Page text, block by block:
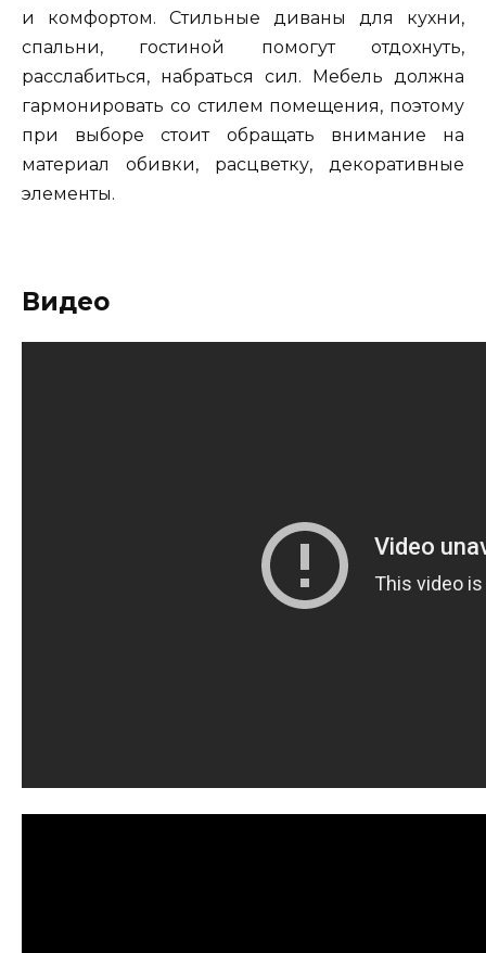
и комфортом. Стильные диваны для кухни,
спальни, гостиной помогут отдохнуть,
расслабиться, набраться сил. Мебель должна
гармонировать со стилем помещения, поэтому
при выборе стоит обращать внимание на
материал обивки, расцветку, декоративные
элементы.
Видео